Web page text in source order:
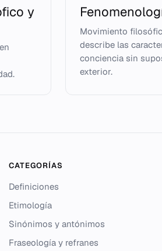
y
Movimiento
describe las
conciencia sin
exterior.
CATEGORÍAS
Definiciones
Etimología
Sinónimos y antónimos
Fraseología y refranes